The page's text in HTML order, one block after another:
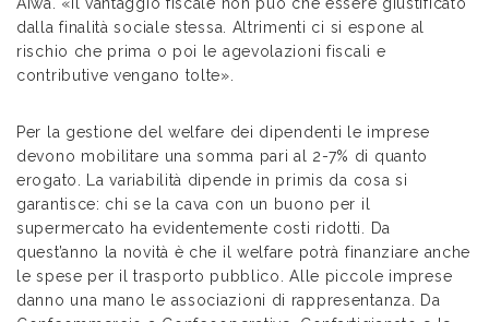
Aiwa. «Il vantaggio fiscale non può che essere giustificato
dalla finalità sociale stessa. Altrimenti ci si espone al
rischio che prima o poi le agevolazioni fiscali e
contributive vengano tolte».
Per la gestione del welfare dei dipendenti le imprese
devono mobilitare una somma pari al 2-7% di quanto
erogato. La variabilità dipende in primis da cosa si
garantisce: chi se la cava con un buono per il
supermercato ha evidentemente costi ridotti. Da
quest’anno la novità è che il welfare potrà finanziare anche
le spese per il trasporto pubblico. Alle piccole imprese
danno una mano le associazioni di rappresentanza. Da